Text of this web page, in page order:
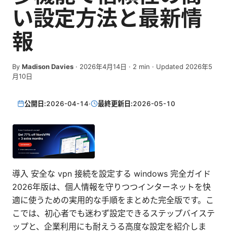
い設定方法と最新情
報
By Madison Davies · 2026年4月14日 · 2 min · Updated 2026年5
月10日
公開日:2026-04-14· 最終更新日:2026-05-10
導入 安全な vpn 接続を設定する windows 完全ガイド
2026年版は、個人情報を守りつつインターネットを快
適に使うための実用的な手順をまとめた完全版です。こ
こでは、初心者でも迷わず設定できるステップバイステ
ップと、企業利用にも耐えうる高度な設定を紹介しま